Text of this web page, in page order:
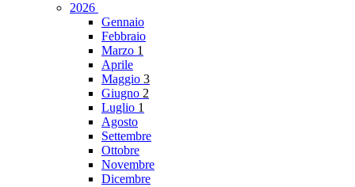
2026
Gennaio
Febbraio
Marzo 1
Aprile
Maggio 3
Giugno 2
Luglio 1
Agosto
Settembre
Ottobre
Novembre
Dicembre